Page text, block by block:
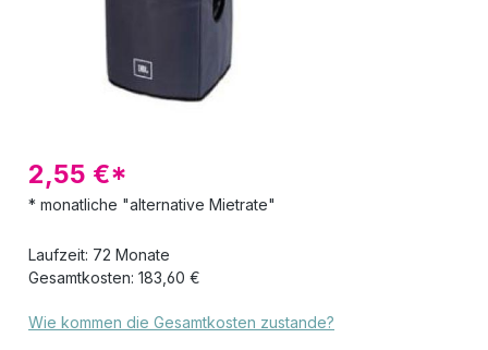
2,55 €*
* monatliche "alternative Mietrate"
Laufzeit: 72 Monate
Gesamtkosten: 183,60 €
Wie kommen die Gesamtkosten zustande?